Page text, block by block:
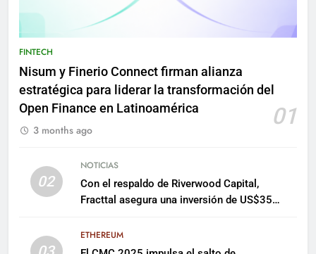
FINTECH
Nisum y Finerio Connect firman alianza
estratégica para liderar la transformación del
Open Finance en Latinoamérica
01
3 months ago
02
NOTICIAS
Con el respaldo de Riverwood Capital,
Fracttal asegura una inversión de US$35
ETHEREUM